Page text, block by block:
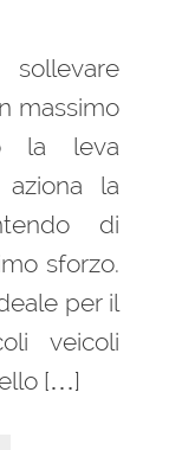
massimo
la leva
la
di
sforzo.
per il
veicoli
[…]